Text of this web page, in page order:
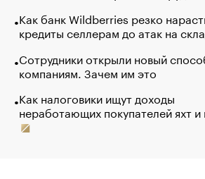
Как банк Wildberries резко
кредиты селлерам до атак на
Сотрудники открыли новый
компаниям. Зачем им это
Как налоговики ищут доходы
неработающих покупателей яхт и